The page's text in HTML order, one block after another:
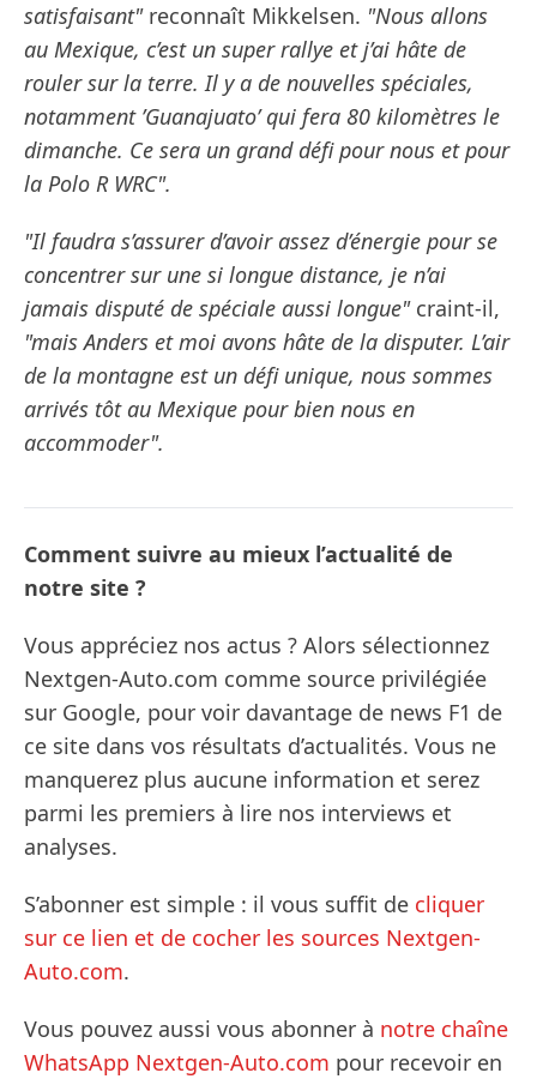
satisfaisant"reconnaît Mikkelsen. "Nous allons
au Mexique, c’est un super rallye et j’ai hâte de
rouler sur la terre. Il y a de nouvelles spéciales,
notamment ’Guanajuato’ qui fera 80 kilomètres le
dimanche. Ce sera un grand défi pour nous et pour
la Polo R WRC".
"Il faudra s’assurer d’avoir assez d’énergie pour se
concentrer sur une si longue distance, je n’ai
jamais disputé de spéciale aussi longue"craint-il,
"mais Anders et moi avons hâte de la disputer. L’air
de la montagne est un défi unique, nous sommes
arrivés tôt au Mexique pour bien nous en
accommoder".
Comment suivre au mieux l’actualité de
notre site ?
Vous appréciez nos actus ? Alors sélectionnez
Nextgen-Auto.com comme source privilégiée
sur Google, pour voir davantage de news F1 de
ce site dans vos résultats d’actualités. Vous ne
manquerez plus aucune information et serez
parmi les premiers à lire nos interviews et
analyses.
S’abonner est simple : il vous suffit de cliquer
sur ce lien et de cocher les sources Nextgen-
Auto.com.
Vous pouvez aussi vous abonner à notre chaîne
WhatsApp Nextgen-Auto.com pour recevoir en